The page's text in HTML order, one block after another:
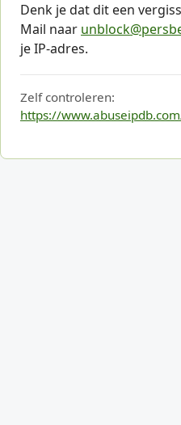
Denk je dat dit een
Mail naar
je IP-adres.
Zelf controleren:
https://